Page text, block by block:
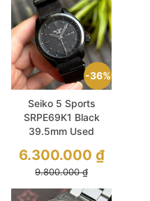
36%
Seiko 5 Sports
SRPE69K1 Black
39.5mm Used
9.800.000₫
6.300.000 ₫